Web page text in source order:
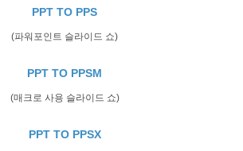
PPT TO PPS
(파워포인트 슬라이드 쇼)
PPT TO PPSM
(매크로 사용 슬라이드 쇼)
PPT TO PPSX